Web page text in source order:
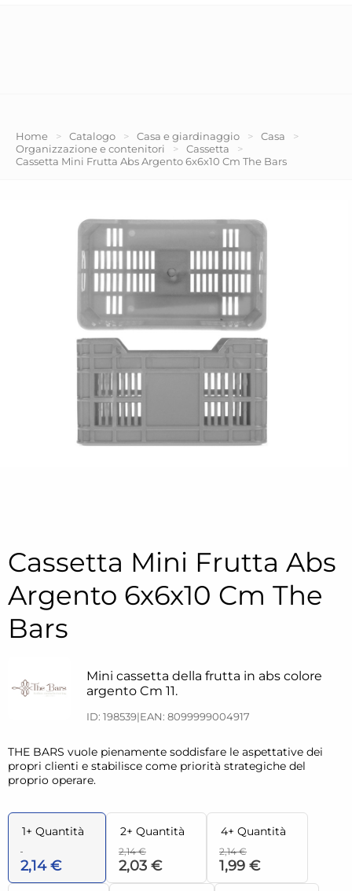
Home > Catalogo > Casa e giardinaggio > Casa
>
Organizzazione e contenitori
> Cassetta
>
Cassetta Mini Frutta Abs Argento 6x6x10 Cm The Bars
Cassetta Mini Frutta Abs
Argento 6x6x10 Cm The
Bars
Mini cassetta della frutta in abs colore
argento Cm 11.
ID: 198539|EAN: 8099999004917
THE BARS vuole pienamente soddisfare le aspettative dei
propri clienti e stabilisce come priorità strategiche del
proprio operare.
1+ Quantità
2,14 €
2+ Quantità
2,14 €
2,03 €
4+ Quantità
2,14 €
1,99 €